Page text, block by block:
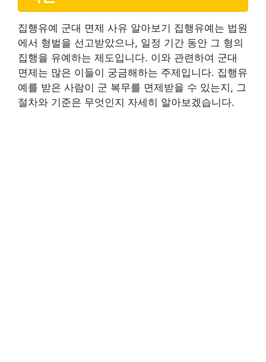
집행유예 군대 면제 사유 알아보기 집행유예는 법원
에서 형벌을 선고받았으나, 일정 기간 동안 그 형의
집행을 유예하는 제도입니다. 이와 관련하여 군대
면제는 많은 이들이 궁금해하는 주제입니다. 집행유
예를 받은 사람이 군 복무를 면제받을 수 있는지, 그
절차와 기준은 무엇인지 자세히 알아보겠습니다.